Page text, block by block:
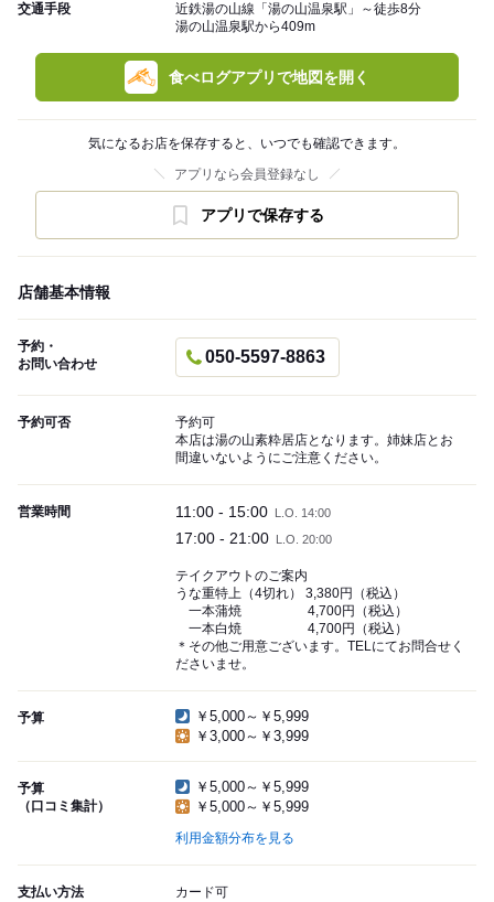
交通手段
近鉄湯の山線「湯の山温泉駅」～徒歩8分
湯の山温泉駅から409m
食べログアプリで地図を開く
気になるお店を保存すると、いつでも確認できます。
アプリなら会員登録なし
アプリで保存する
店舗基本情報
予約・
お問い合わせ
050-5597-8863
予約可否
予約可
本店は湯の山素粋居店となります。姉妹店とお
間違いないようにご注意ください。
営業時間 11:00 - 15:00 L.O. 14:00
17:00 - 21:00 L.O. 20:00
テイクアウトのご案内
うな重特上（4切れ） 3,380円（税込）
一本蒲焼 4,700円（税込）
一本白焼 4,700円（税込）
＊その他ご用意ございます。TELにてお問合せく
ださいませ。
予算
￥5,000～￥5,999
￥3,000～￥3,999
予算
（口コミ集計）
￥5,000～￥5,999
￥5,000～￥5,999
利用金額分布を見る
支払い方法
カード可